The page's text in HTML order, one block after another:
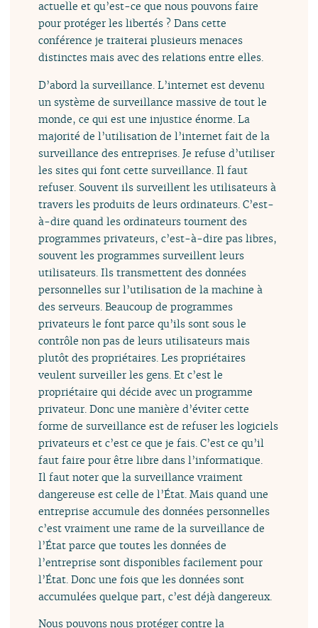
actuelle et qu’est-ce que nous pouvons faire
pour protéger les libertés ? Dans cette
conférence je traiterai plusieurs menaces
distinctes mais avec des relations entre elles.
D’abord la surveillance. L’internet est devenu
un système de surveillance massive de tout le
monde, ce qui est une injustice énorme. La
majorité de l’utilisation de l’internet fait de la
surveillance des entreprises. Je refuse d’utiliser
les sites qui font cette surveillance. Il faut
refuser. Souvent ils surveillent les utilisateurs à
travers les produits de leurs ordinateurs. C’est-
à-dire quand les ordinateurs tournent des
programmes privateurs, c’est-à-dire pas libres,
souvent les programmes surveillent leurs
utilisateurs. Ils transmettent des données
personnelles sur l’utilisation de la machine à
des serveurs. Beaucoup de programmes
privateurs le font parce qu’ils sont sous le
contrôle non pas de leurs utilisateurs mais
plutôt des propriétaires. Les propriétaires
veulent surveiller les gens. Et c’est le
propriétaire qui décide avec un programme
privateur. Donc une manière d’éviter cette
forme de surveillance est de refuser les logiciels
privateurs et c’est ce que je fais. C’est ce qu’il
faut faire pour être libre dans l’informatique.
Il faut noter que la surveillance vraiment
dangereuse est celle de l’État. Mais quand une
entreprise accumule des données personnelles
c’est vraiment une rame de la surveillance de
l’État parce que toutes les données de
l’entreprise sont disponibles facilement pour
l’État. Donc une fois que les données sont
accumulées quelque part, c’est déjà dangereux.
Nous pouvons nous protéger contre la